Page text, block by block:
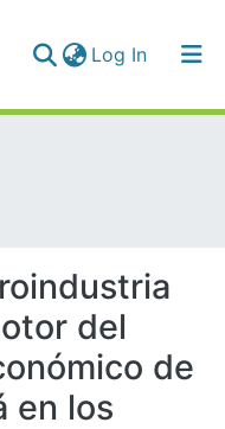
Log In(current)
del
de
en los